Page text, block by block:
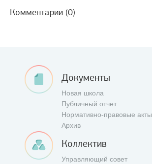
Комментарии (0)
Документы
Новая школа
Публичный отчет
Нормативно-правовые акты
Архив
Коллектив
Управляющий совет